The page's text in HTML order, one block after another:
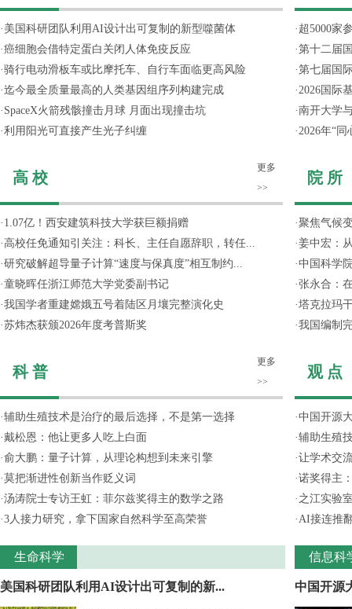
· 美国科研团队利用AI设计出可复制的新型噬菌体
·癌细胞会借特定蛋白关闭人体免疫反应
·骑行电动滑板车或比摩托车、自行车面临更高风险
·迄今最全质量最高的人类基因组序列构建完成
· SpaceX火箭残骸撞击月球 月面出现撞击坑
·利用阳光可直接产生光子纠缠
高 校
更多
>>
· 1.07亿！西安建筑科技大学获巨额捐赠
· 高校任免通知引关注：科长、主任自愿辞职，转任...
·研究破解超导量子计算“速度与保真度”相互制约...
·童晓晖任浙江师范大学党委副书记
·我国学者重建嫦娥五号着陆区月壤完整演化史
·苏炜杰获颁2026年度考普斯奖
科 普
更多
>>
·辅助生殖技术是治疗的最后选择，不是第一选择
·戴松恩：他让更多人吃上白面
·俞大鹏：量子计算，从理论构想到未来引擎
·莫把渐进性创新当作贬义词
·汤涛院士专访王虹：菲尔兹奖得主的数学之路
·3人接力研究，拿下国家自然科学至高荣誉
生命科学
美国科研团队利用AI设计出可复制的新...
· 超5000家
·第十二届
·第七届国
·2026国际
·南开大学
·2026年“
院 所
·聚焦气候
·姜中宏：
·中国科学
·张永合：
·塔克拉玛
·我国编制
观 点
·中国开源
·辅助生殖
·让学术交
·诺奖得主
· 之江实验
·AI接连推
信息科
中国开源